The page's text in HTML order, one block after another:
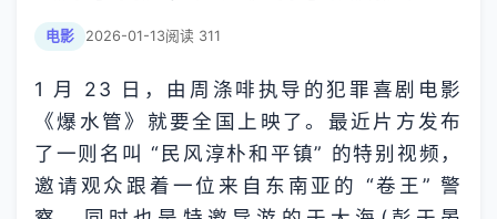
电影 2026-01-13阅读 311
1 月 23 日，由周涤啡执导的犯罪喜剧电影
《爆水管》就要全国上映了。最近片方发布
了一则名叫 “民风淳朴和平镇” 的特别视频，
邀请观众跟着一位来自东南亚的 “卷王” 警